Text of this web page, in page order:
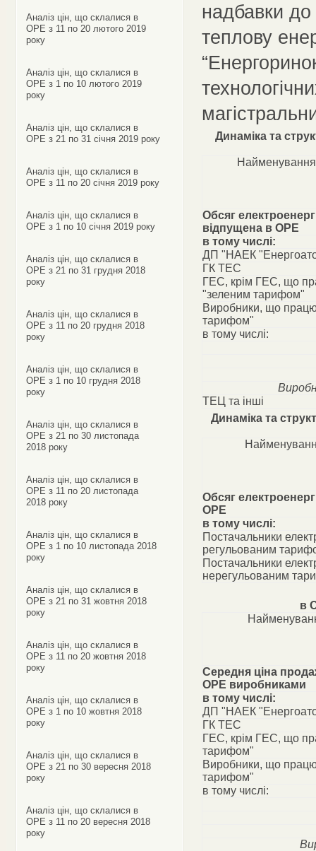
Аналіз цін, що склалися в
ОРЕ з 11 по 20 лютого 2019
року
Аналіз цін, що склалися в
ОРЕ з 1 по 10 лютого 2019
року
Аналіз цін, що склалися в
ОРЕ з 21 по 31 січня 2019 року
Аналіз цін, що склалися в
ОРЕ з 11 по 20 січня 2019 року
Аналіз цін, що склалися в
ОРЕ з 1 по 10 січня 2019 року
Аналіз цін, що склалися в
ОРЕ з 21 по 31 грудня 2018
року
Аналіз цін, що склалися в
ОРЕ з 11 по 20 грудня 2018
року
Аналіз цін, що склалися в
ОРЕ з 1 по 10 грудня 2018
року
Аналіз цін, що склалися в
ОРЕ з 21 по 30 листопада
2018 року
Аналіз цін, що склалися в
ОРЕ з 11 по 20 листопада
2018 року
Аналіз цін, що склалися в
ОРЕ з 1 по 10 листопада 2018
року
Аналіз цін, що склалися в
ОРЕ з 21 по 31 жовтня 2018
року
Аналіз цін, що склалися в
ОРЕ з 11 по 20 жовтня 2018
року
Аналіз цін, що склалися в
ОРЕ з 1 по 10 жовтня 2018
року
Аналіз цін, що склалися в
ОРЕ з 21 по 30 вересня 2018
року
Аналіз цін, що склалися в
ОРЕ з 11 по 20 вересня 2018
року
надбавки
теплову
Динаміка та
Найменування
Обсяг
відпущена в ОРЕ
в тому числі:
ДП "НАЕК
ГК ТЕС
ГЕС, крім ГЕС, що
"зеленим тарифом"
Виробники, що
тарифом"
в тому числі:
ТЕЦ та інші
Динаміка та
Обсяг
ОРЕ
в тому числі:
Постачальники
регульованим
Постачальники
нерегульованим
в
Середня ціна
ОРЕ виробниками
в тому числі:
ДП "НАЕК
ГК ТЕС
ГЕС, крім ГЕС, що
тарифом"
Виробники, що
тарифом"
в тому числі: